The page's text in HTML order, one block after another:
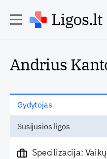
Andrius
Gydytojas
Susijusios ligos
Specilizacija: